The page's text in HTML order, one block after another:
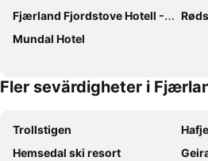
Fjærland Fjordstove Hotell - Huseby Hotelldrift AS
Mundal Hotel
Fler sevärdigheter i
Trollstigen
Hemsedal ski resort